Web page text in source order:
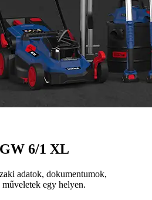
6/1 XL
adatok, dokumentumok,
egy helyen.